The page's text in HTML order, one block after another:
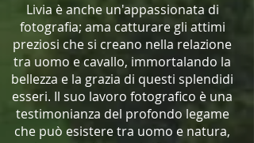
Livia è anche un'appassionata di
fotografia; ama catturare gli attimi
preziosi che si creano nella relazione
tra uomo e cavallo, immortalando la
bellezza e la grazia di questi splendidi
esseri. Il suo lavoro fotografico è una
testimonianza del profondo legame
che può esistere tra uomo e natura,